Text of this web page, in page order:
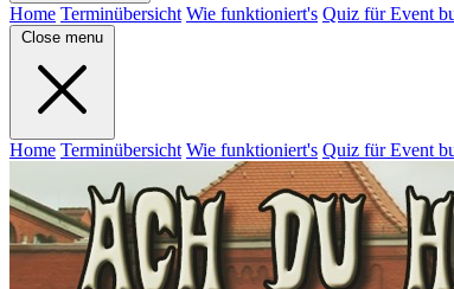
Home Terminübersicht Wie funktioniert's Quiz für Event
Close menu
Home Terminübersicht Wie funktioniert's Quiz für Event